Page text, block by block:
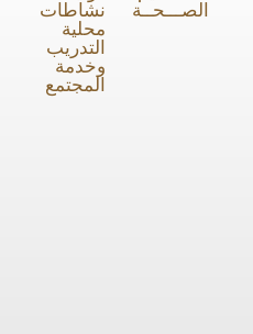
الصـــحــة نشاطات
محلية
التدريب
وخدمة
المجتمع